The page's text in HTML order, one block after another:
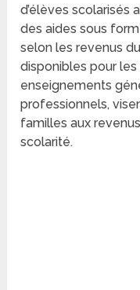
d’élèves
des aides sous
selon les revenus
disponibles pour
enseignements
professionnels,
familles aux
scolarité.